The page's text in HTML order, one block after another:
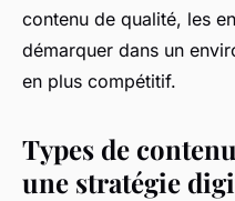
contenu de qualité, les
démarquer dans un
en plus compétitif.
Types de
une stratégie